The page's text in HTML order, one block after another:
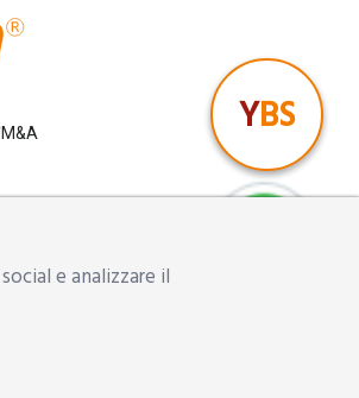
YBS
e analizzare il